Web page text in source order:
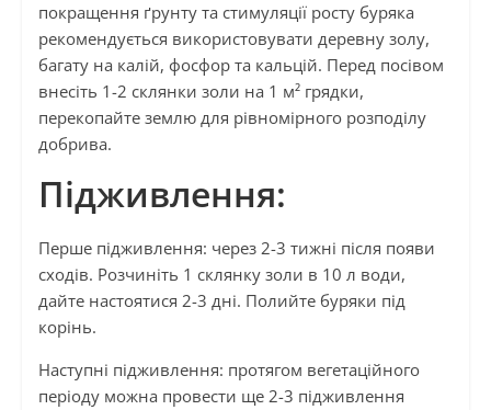
покращення ґрунту та стимуляції росту буряка
рекомендується використовувати деревну золу,
багату на калій, фосфор та кальцій. Перед посівом
внесіть 1-2 склянки золи на 1 м² грядки,
перекопайте землю для рівномірного розподілу
добрива.
Підживлення:
Перше підживлення: через 2-3 тижні після появи
сходів. Розчиніть 1 склянку золи в 10 л води,
дайте настоятися 2-3 дні. Полийте буряки під
корінь.
Наступні підживлення: протягом вегетаційного
періоду можна провести ще 2-3 підживлення